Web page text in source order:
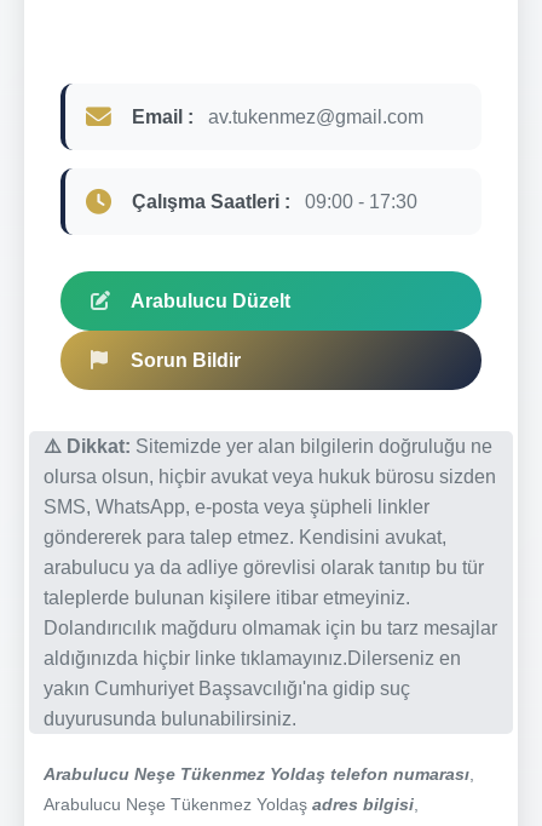
Email : av.tukenmez@gmail.com
Çalışma Saatleri : 09:00 - 17:30
Arabulucu Düzelt
Sorun Bildir
⚠️ Dikkat: Sitemizde yer alan bilgilerin doğruluğu ne
olursa olsun, hiçbir avukat veya hukuk bürosu sizden
SMS, WhatsApp, e-posta veya şüpheli linkler
göndererek para talep etmez. Kendisini avukat,
arabulucu ya da adliye görevlisi olarak tanıtıp bu tür
taleplerde bulunan kişilere itibar etmeyiniz.
Dolandırıcılık mağduru olmamak için bu tarz mesajlar
aldığınızda hiçbir linke tıklamayınız.Dilerseniz en
yakın Cumhuriyet Başsavcılığı'na gidip suç
duyurusunda bulunabilirsiniz.
Arabulucu Neşe Tükenmez Yoldaş telefon numarası
Arabulucu Neşe Tükenmez Yoldaş adres bilgisi